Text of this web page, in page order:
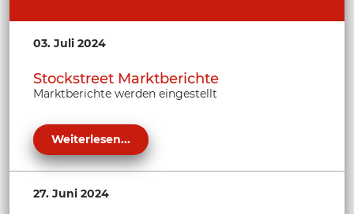
03. Juli 2024
Stockstreet Marktberichte
Marktberichte werden eingestellt
Weiterlesen...
27. Juni 2024